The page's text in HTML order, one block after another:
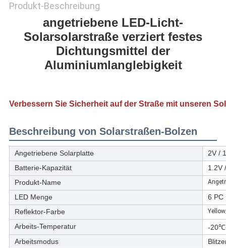
Produkt-Beschreibung
angetriebene LED-Licht-
Solarsolarstraße verziert festes
Dichtungsmittel der
Aluminiumlanglebigkeit
Verbessern Sie Sicherheit auf der Straße mit unseren
Beschreibung von Solarstraßen-Bolzen
Angetriebene Solarplatte
2V /
Batterie-Kapazität
1.2V
Produkt-Name
LED Menge
6 PC
Reflektor-Farbe
Arbeits-Temperatur
-
Arbeitsmodus